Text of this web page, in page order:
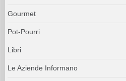
Gourmet
Pot-Pourri
Libri
Le Aziende Informano